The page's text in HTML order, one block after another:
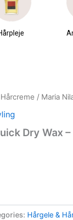
/ Maria
Dry Wax
Hårgele &